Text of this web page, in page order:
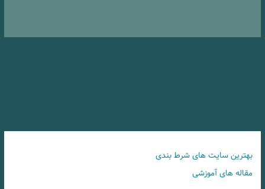
بهترین سایت های شرط بندی
مقاله های آموزشی